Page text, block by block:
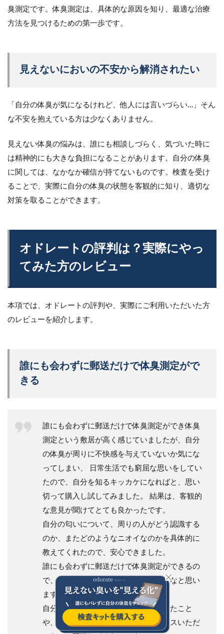
臭測定です。体臭測定は、具体的な原因を知り、最適な治療
方法を見つけるための第一歩です。
見えないにおいの不安から解消されたい
「自分の体臭が気になるけれど、他人には言いづらい…」そん
な不安を抱えている方は少なくありません。
見えない体臭の悩みは、誰にも相談しづらく、気づいた時に
は精神的にも大きな負担になることがあります。自分の体臭
に関しては、なかなか確信が持てないものです。検査を受け
ることで、実際に自分の体臭の状態を客観的に知り、適切な
対策を取ることができます。
オドレートの評判は？実際にやっ
てみた方のレビュー
本項では、オドレートの評判や、実際にご利用いただいた方
のレビューを紹介します。
誰にも会わずに郵送だけで体臭測定がで
きる
誰にも会わずに郵送だけで体臭測定ができ体臭
測定という敷居が高く感じていましたが、自分
の体臭が周りに不快感を与えていないか気にな
ってしまい、 日常生活でも窮屈な思いをしてい
たので、自分を知るキッカケになればと、思い
切って購入し試してみました。 結果は、客観的
な意見が聞けてとても良かったです。
自分の匂いについて、周りの人がどう認識する
のか、またどのようなニオイなのかを具体的に
教えてくれたので、安心できました。
誰にも会わずに郵送だけで体臭測定ができるの
で、恥ずかしさがあまりなかったのかなと思い
ます。
自分が気にしすぎていることに気づけたこと
や、体臭の改善方法も細かくアドバイスいただ